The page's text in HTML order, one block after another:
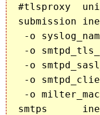
#tlsproxy
submission
-o
-o
-o
-o
-o
smtps